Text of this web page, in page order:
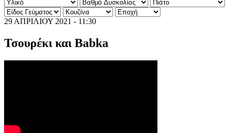
29 ΑΠΡΙΛΙΟΥ 2021 - 11:30
Τσουρέκι και Babka